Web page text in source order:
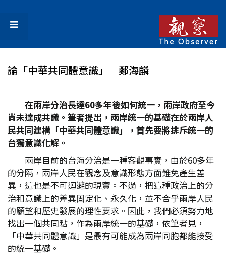
論「中華共同體意識」｜鄭海麟
在兩岸分治長達60多年後如何統一，兩岸政府至今
尚未達成共識。筆者提出，兩岸統一的基礎在於兩岸人
民共同建構「中華共同體意識」，首先要將排斥統一的
台獨意識化解。
兩岸目前的台海分治是一種客觀事實，由於60多年
的分隔，兩岸人民在觀念及意識形態方面難免產生差
異，這也是不可迴避的現實。不過，把這種政治上的分
治和意識上的差異固定化、永久化，並不合乎兩岸人民
的願望和歷史發展的理性要求。因此，我們必須努力地
找出一個共同點，作為兩岸統一的基礎，依筆者見，
「中華共同體意識」是最有可能成為兩岸同胞都能接受
的統一基礎。